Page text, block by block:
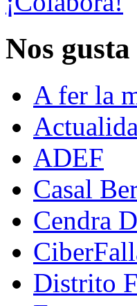
Nos gusta
A fer la
ADEF
Casal
Cendra
Distrito